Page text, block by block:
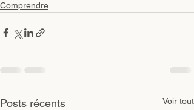
Comprendre
Posts récents Voir tout